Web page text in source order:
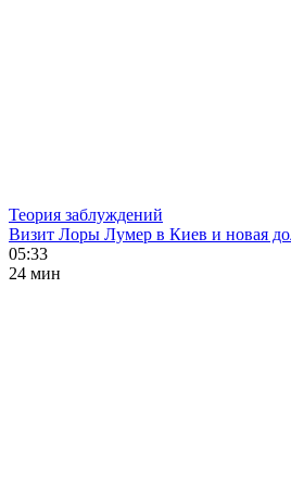
Теория заблуждений
Визит Лоры Лумер в Киев и новая
05:33
24 мин